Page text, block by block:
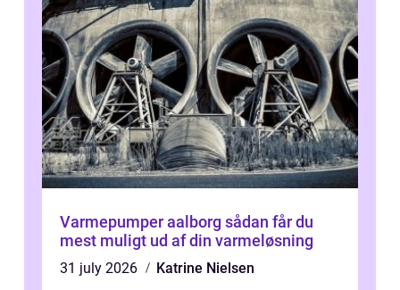
Varmepumper aalborg sådan får du
mest muligt ud af din varmeløsning
31 july 2026
Katrine Nielsen